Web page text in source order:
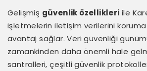
Gelişmiş güvenlik özellikleri ile
işletmelerin iletişim verilerini
avantaj sağlar. Veri güvenliği
zamankinden daha önemli hale
santralleri, çeşitli güvenlik